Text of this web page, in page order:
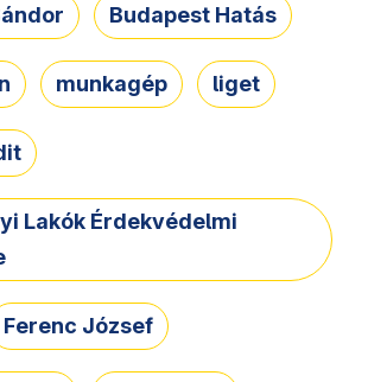
Budapest Hatás
munkagép liget
Lakók Érdekvédelmi
Ferenc József